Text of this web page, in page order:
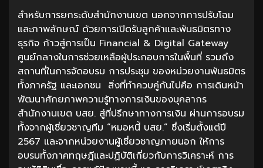
สำหรับการยกระดับสำนักงานเขต นอกจากการปรับโฉม
และภาพลักษณ์ ด้วยการเปิดรับลูกค้าและพันธมิตรทาง
ธุรกิจ ก้าวสู่การเป็น Financial & Digital Gateway
ศูนย์กลางในการช่วยเหลือผู้ประกอบการในพื้นที่ รวมถึง
สถานที่ในการจัดอบรม การประชุม ของหน่วยงานพันธมิตร
ทั้งภาครัฐ และเอกชน สิ่งที่ทำควบคู่กันไปคือ การเดินหน้า
พัฒนาศักยภาพความรู้ทางการเงินของบุคลากร
สำนักงานเขต บสย. สู่ที่ปรึกษาทางการเงิน ผ่านการอบรม
ทั้งจากผู้เชี่ยวชาญทีม “หมอหนี้ บสย.” ซึ่งเริ่มตั้งแต่ปี
2567 และจากหน่วยงานผู้เชี่ยวชาญภายนอก ให้การ
อบรมทั้งภาคทฤษฎีและปฏิบัติเกี่ยวกับการวิเคราะห์ การ